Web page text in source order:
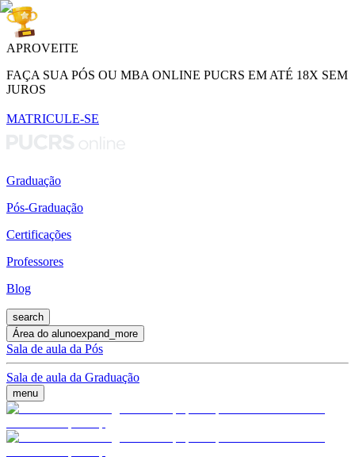
APROVEITE
FAÇA SUA PÓS OU MBA ONLINE PUCRS EM ATÉ 18X SEM
JUROS
MATRICULE-SE
Graduação
Pós-Graduação
Certificações
Professores
Blog
search
Área do alunoexpand_more
Sala de aula da Pós
Sala de aula da Graduação
menu